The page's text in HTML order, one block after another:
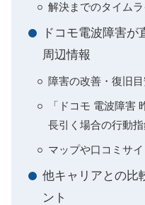
解決までのタイム
ドコモ電波障害が
周辺情報
障害の改善・復旧
「ドコモ 電波障害
長引く場合の行動
マップや口コミサ
他キャリアとの比
ント